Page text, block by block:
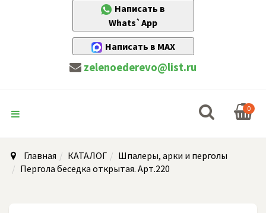
Написать в
Whats`App
Написать в MAX
zelenoederevo@list.ru
0
Главная КАТАЛОГ
Шпалеры, арки и перголы
Пергола беседка открытая. Арт.220